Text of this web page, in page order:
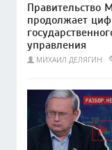
Правительство
продолжает
управления
МИХАИЛ ДЕЛЯГИН